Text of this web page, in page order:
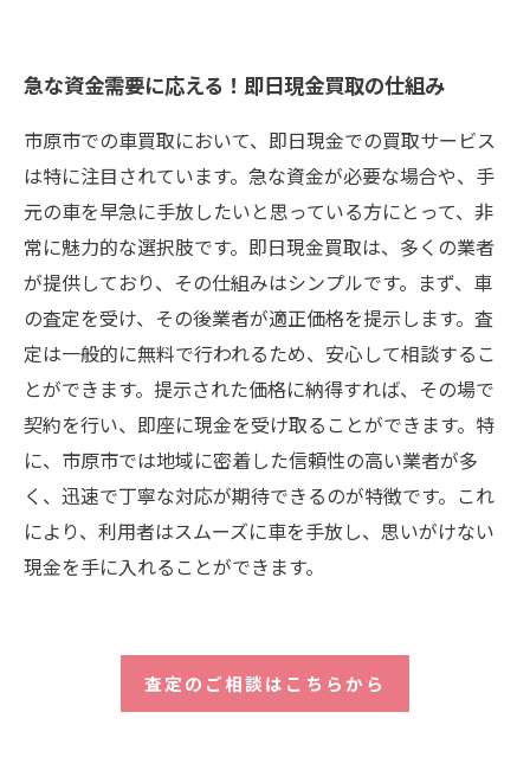
急な資金需要に応える！即日現金買取の仕組み
市原市での車買取において、即日現金での買取サービス
は特に注目されています。急な資金が必要な場合や、手
元の車を早急に手放したいと思っている方にとって、非
常に魅力的な選択肢です。即日現金買取は、多くの業者
が提供しており、その仕組みはシンプルです。まず、車
の査定を受け、その後業者が適正価格を提示します。査
定は一般的に無料で行われるため、安心して相談するこ
とができます。提示された価格に納得すれば、その場で
契約を行い、即座に現金を受け取ることができます。特
に、市原市では地域に密着した信頼性の高い業者が多
く、迅速で丁寧な対応が期待できるのが特徴です。これ
により、利用者はスムーズに車を手放し、思いがけない
現金を手に入れることができます。
査定のご相談はこちらから